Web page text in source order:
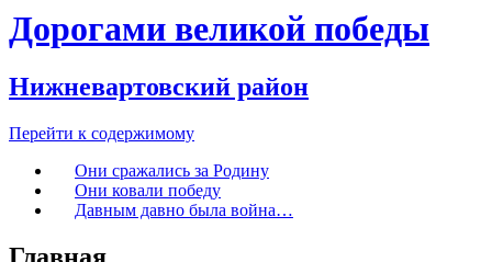
Дорогами великой победы
Нижневартовский район
Перейти к содержимому
Они сражались за Родину
Они ковали победу
Давным давно была война…